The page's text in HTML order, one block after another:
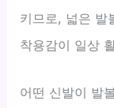
키므로, 넓은 발
착용감이 일상
어떤 신발이 발